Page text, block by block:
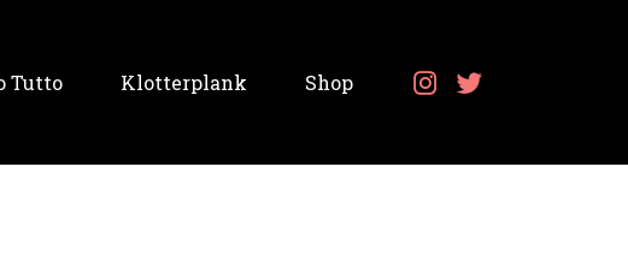
Tutto Klotterplank Shop